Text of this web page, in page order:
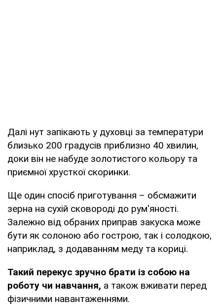
Далі нут запікають у духовці за температури
близько 200 градусів приблизно 40 хвилин,
доки він не набуде золотистого кольору та
приємної хрусткої скоринки.
Ще один спосіб приготування – обсмажити
зерна на сухій сковороді до рум'яності.
Залежно від обраних приправ закуска може
бути як солоною або гострою, так і солодкою,
наприклад, з додаванням меду та кориці.
Такий перекус зручно брати із собою на
роботу чи навчання, а також вживати перед
фізичними навантаженнями.